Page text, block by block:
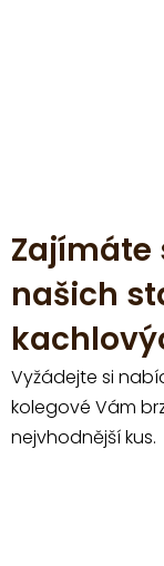
Zajímáte
našich
Vyžádejte si
kolegové Vám
nejvhodnější kus.